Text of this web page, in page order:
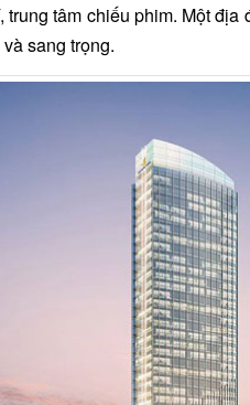
trung tâm chiếu phim. Một
sang trọng.